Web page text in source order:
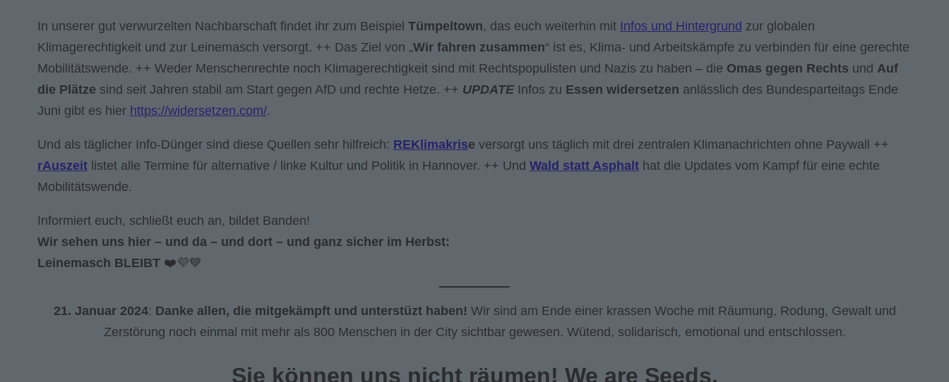
In unserer gut verwurzelten Nachbarschaft findet ihr zum Beispiel Tümpeltown, das euch weiterhin mit Infos und Hintergrund zur globalen
Klimagerechtigkeit und zur Leinemasch versorgt. ++ Das Ziel von „Wir fahren zusammen“ ist es, Klima- und Arbeitskämpfe zu verbinden für eine gerechte
Mobilitätswende. ++ Weder Menschenrechte noch Klimagerechtigkeit sind mit Rechtspopulisten und Nazis zu haben – die Omas gegen Rechts und Auf
die Plätze sind seit Jahren stabil am Start gegen AfD und rechte Hetze. ++ UPDATEInfos zu Essen widersetzen anlässlich des Bundesparteitags Ende
Juni gibt es hier https://widersetzen.com/.
Und als täglicher Info-Dünger sind diese Quellen sehr hilfreich: REKlimakrise versorgt uns täglich mit drei zentralen Klimanachrichten ohne Paywall ++
rAuszeitlistet alle Termine für alternative / linke Kultur und Politik in Hannover. ++ Und Wald statt Asphalthat die Updates vom Kampf für eine echte
Mobilitätswende.
Informiert euch, schließt euch an, bildet Banden!
Wir sehen uns hier – und da – und dort – und ganz sicher im Herbst:
Leinemasch BLEIBT❤️💜💙
21. Januar 2024: Danke allen, die mitgekämpft und unterstüzt haben! Wir sind am Ende einer krassen Woche mit Räumung, Rodung, Gewalt und
Zerstörung noch einmal mit mehr als 800 Menschen in der City sichtbar gewesen. Wütend, solidarisch, emotional und entschlossen.
Sie können uns nicht räumen! We are Seeds.